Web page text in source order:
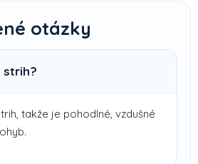
otázky
takže je pohodlné, vzdušné